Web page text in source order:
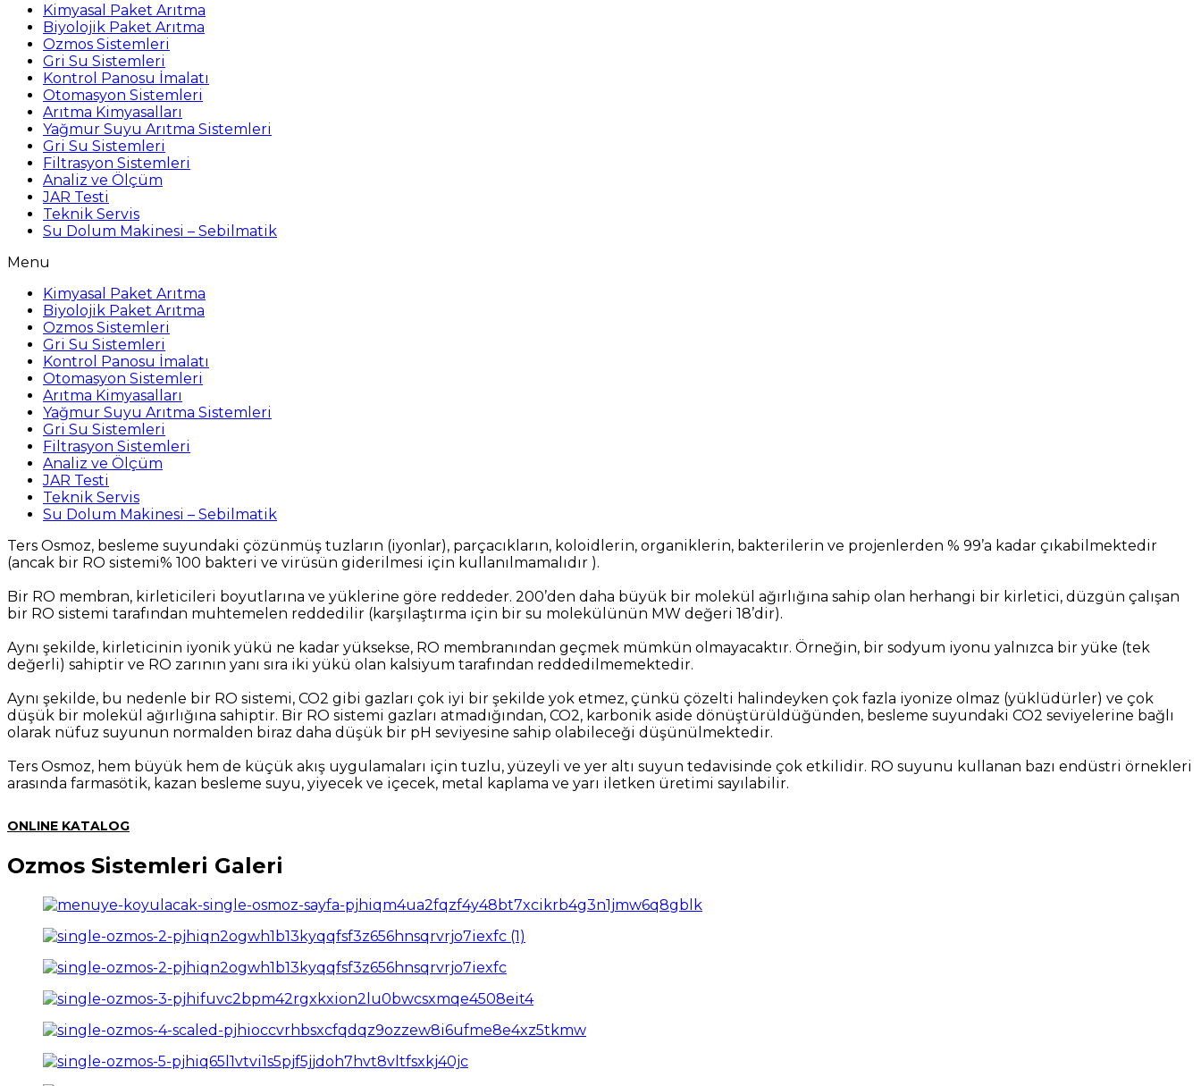
Kimyasal Paket Arıtma
Biyolojik Paket Arıtma
Ozmos Sistemleri
Gri Su Sistemleri
Kontrol Panosu İmalatı
Otomasyon Sistemleri
Arıtma Kimyasalları
Yağmur Suyu Arıtma Sistemleri
Gri Su Sistemleri
Filtrasyon Sistemleri
Analiz ve Ölçüm
JAR Testi
Teknik Servis
Su Dolum Makinesi – Sebilmatik
Menu
Kimyasal Paket Arıtma
Biyolojik Paket Arıtma
Ozmos Sistemleri
Gri Su Sistemleri
Kontrol Panosu İmalatı
Otomasyon Sistemleri
Arıtma Kimyasalları
Yağmur Suyu Arıtma Sistemleri
Gri Su Sistemleri
Filtrasyon Sistemleri
Analiz ve Ölçüm
JAR Testi
Teknik Servis
Su Dolum Makinesi – Sebilmatik
Ters Osmoz, besleme suyundaki çözünmüş tuzların (iyonlar), parçacıkların, koloidlerin, organiklerin, bakterilerin ve projenlerden % 99’a kadar çıkabilmektedir
(ancak bir RO sistemi% 100 bakteri ve virüsün giderilmesi için kullanılmamalıdır ).
Bir RO membran, kirleticileri boyutlarına ve yüklerine göre reddeder. 200’den daha büyük bir molekül ağırlığına sahip olan herhangi bir kirletici, düzgün çalışan
bir RO sistemi tarafından muhtemelen reddedilir (karşılaştırma için bir su molekülünün MW değeri 18’dir).
Aynı şekilde, kirleticinin iyonik yükü ne kadar yüksekse, RO membranından geçmek mümkün olmayacaktır. Örneğin, bir sodyum iyonu yalnızca bir yüke (tek
değerli) sahiptir ve RO zarının yanı sıra iki yükü olan kalsiyum tarafından reddedilmemektedir.
Aynı şekilde, bu nedenle bir RO sistemi, CO2 gibi gazları çok iyi bir şekilde yok etmez, çünkü çözelti halindeyken çok fazla iyonize olmaz (yüklüdürler) ve çok
düşük bir molekül ağırlığına sahiptir. Bir RO sistemi gazları atmadığından, CO2, karbonik aside dönüştürüldüğünden, besleme suyundaki CO2 seviyelerine bağlı
olarak nüfuz suyunun normalden biraz daha düşük bir pH seviyesine sahip olabileceği düşünülmektedir.
Ters Osmoz, hem büyük hem de küçük akış uygulamaları için tuzlu, yüzeyli ve yer altı suyun tedavisinde çok etkilidir. RO suyunu kullanan bazı endüstri örnekleri
arasında farmasötik, kazan besleme suyu, yiyecek ve içecek, metal kaplama ve yarı iletken üretimi sayılabilir.
ONLINE KATALOG
Ozmos Sistemleri Galeri